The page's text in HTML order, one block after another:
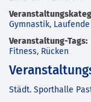
Gymnastik,
Veranstaltung-Tags:
Fitness, Rücken
Städt. Sporthalle